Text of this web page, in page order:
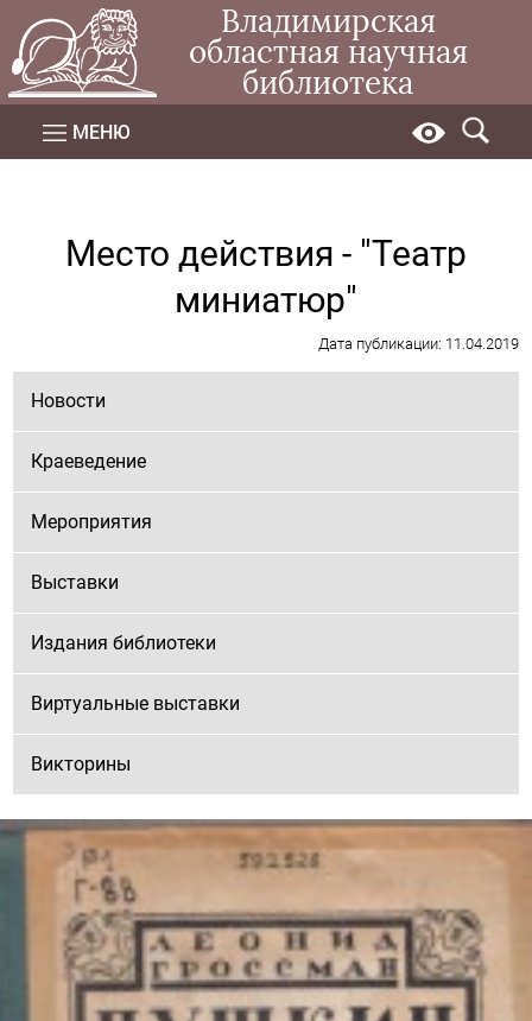
Владимирская
областная научная
библиотека
МЕНЮ
Место действия - "Театр
миниатюр"
Дата публикации: 11.04.2019
Новости
Краеведение
Мероприятия
Выставки
Издания библиотеки
Виртуальные выставки
Викторины